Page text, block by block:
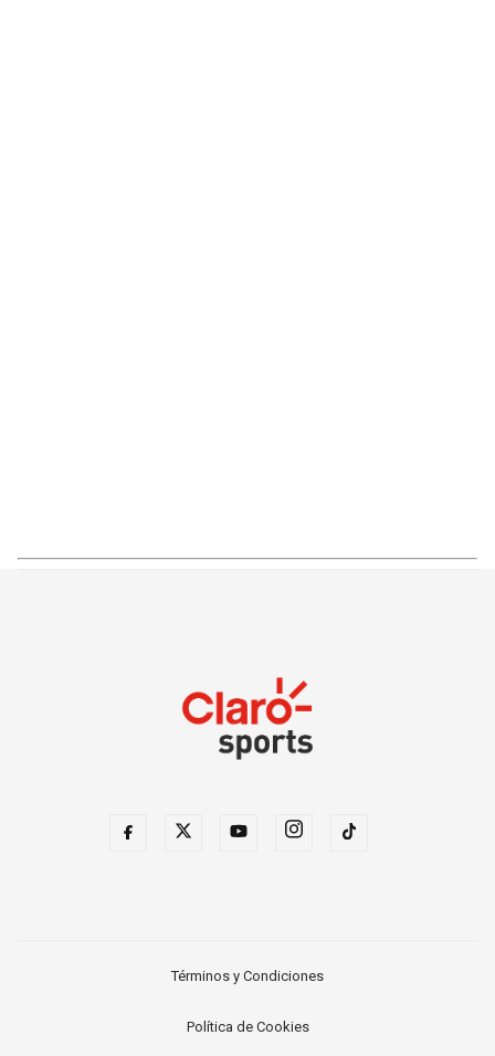
Términos y Condiciones
Política de Cookies